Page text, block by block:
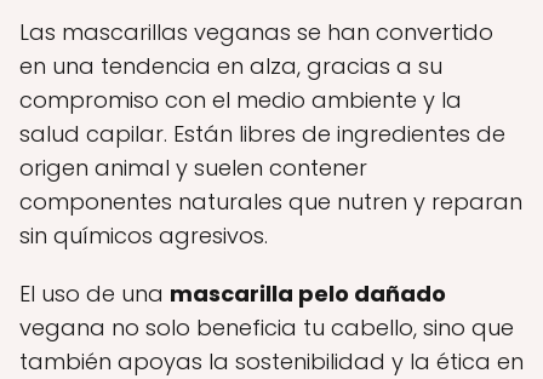
Las mascarillas veganas se han convertido
en una tendencia en alza, gracias a su
compromiso con el medio ambiente y la
salud capilar. Están libres de ingredientes de
origen animal y suelen contener
componentes naturales que nutren y reparan
sin químicos agresivos.
El uso de una mascarilla pelo dañado
vegana no solo beneficia tu cabello, sino que
también apoyas la sostenibilidad y la ética en